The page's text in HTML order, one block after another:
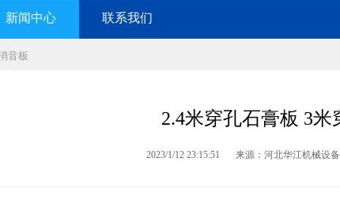
新闻中心 联系我们
音板
2.4米穿孔石膏板 3米
2023/1/12 23:15:51 来源：河北华江机械设